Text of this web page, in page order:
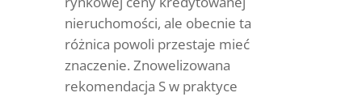
nieruchomości, ale obecnie ta
różnica powoli przestaje mieć
znaczenie. Znowelizowana
rekomendacja S w praktyce